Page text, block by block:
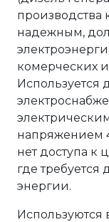
надежным,
комерческих и
Используется
напряжением
нет доступа к
где
энергии.
Используются